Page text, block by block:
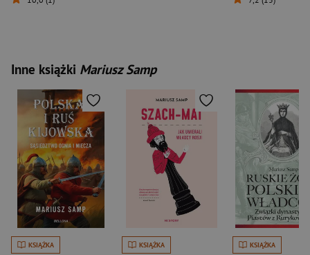
Inne książki Mariusz Samp
KSIĄŻKA KSIĄŻKA KSIĄŻKA